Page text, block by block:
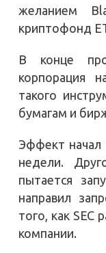
желанием
криптофонд
В конце
корпорация
такого
бумагам и
Эффект начал
недели.
пытается
направил
того, как SEC
компании.